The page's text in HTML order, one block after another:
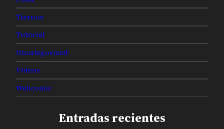
Tiernos
Tutorial
Uncategorized
Videos
Webcomic
Entradas recientes